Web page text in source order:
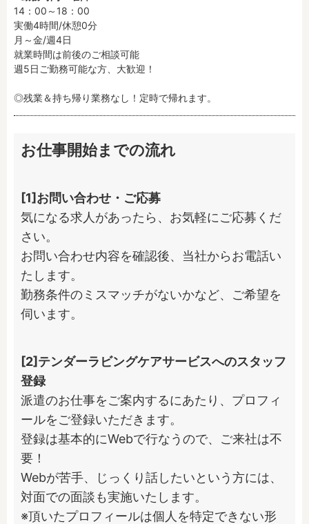
14：00～18：00
実働4時間/休憩0分
月～金/週4日
就業時間は前後のご相談可能
週5日ご勤務可能な方、大歓迎！
◎残業＆持ち帰り業務なし！定時で帰れます。
お仕事開始までの流れ
[1]お問い合わせ・ご応募
気になる求人があったら、お気軽にご応募くだ
さい。
お問い合わせ内容を確認後、当社からお電話い
たします。
勤務条件のミスマッチがないかなど、ご希望を
伺います。
[2]テンダーラビングケアサービスへのスタッフ
登録
派遣のお仕事をご案内するにあたり、プロフィ
ールをご登録いただきます。
登録は基本的にWebで行なうので、ご来社は不
要！
Webが苦手、じっくり話したいという方には、
対面での面談も実施いたします。
※頂いたプロフィールは個人を特定できない形